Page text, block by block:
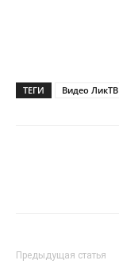
ТЕГИ Видео ЛикТВ
Предыдущая статья